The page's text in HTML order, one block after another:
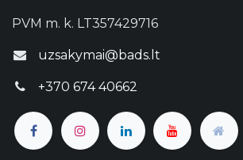
PVM m. k. LT357429716
uzsakymai@bads.lt
+370 674 40662